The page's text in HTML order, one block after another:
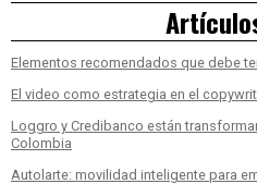
Elementos recomendados que debe
El video como estrategia en el
Loggro y Credibanco están
Colombia
Autolarte: movilidad inteligente para